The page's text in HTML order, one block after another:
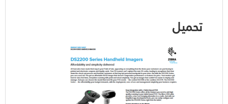
تحميل